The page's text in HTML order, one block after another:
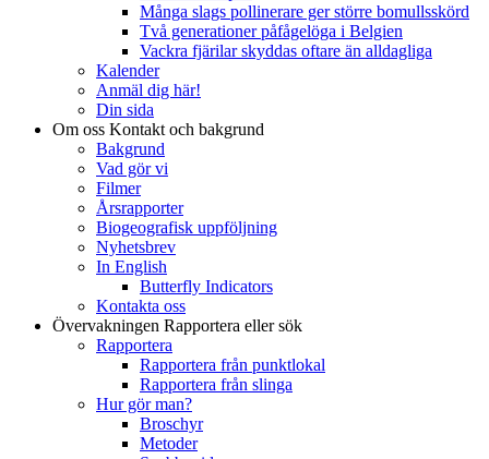
Många slags pollinerare ger större bomullsskörd
Två generationer påfågelöga i Belgien
Vackra fjärilar skyddas oftare än alldagliga
Kalender
Anmäl dig här!
Din sida
Om oss Kontakt och bakgrund
Bakgrund
Vad gör vi
Filmer
Årsrapporter
Biogeografisk uppföljning
Nyhetsbrev
In English
Butterfly Indicators
Kontakta oss
Övervakningen Rapportera eller sök
Rapportera
Rapportera från punktlokal
Rapportera från slinga
Hur gör man?
Broschyr
Metoder